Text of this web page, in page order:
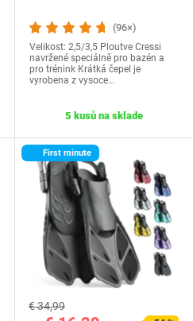
(96×)
Velikost: 2,5/3,5 Ploutve Cressi
navržené speciálně pro bazén a
pro trénink Krátká čepel je
vyrobena z vysoce…
5 kusů na sklade
First minute
€ 34,99